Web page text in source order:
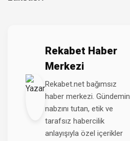
Rekabet Haber
Merkezi
Rekabet.net bağımsız
haber merkezi. Gündemin
nabzını tutan, etik ve
tarafsız habercilik
anlayışıyla özel içerikler